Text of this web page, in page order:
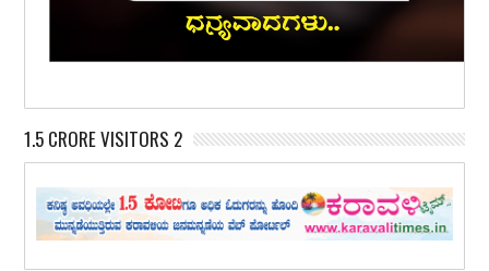
1.5 CRORE VISITORS 2